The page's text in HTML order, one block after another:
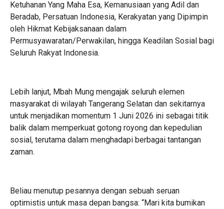
Ketuhanan Yang Maha Esa, Kemanusiaan yang Adil dan
Beradab, Persatuan Indonesia, Kerakyatan yang Dipimpin
oleh Hikmat Kebijaksanaan dalam
Permusyawaratan/Perwakilan, hingga Keadilan Sosial bagi
Seluruh Rakyat Indonesia.
Lebih lanjut, Mbah Mung mengajak seluruh elemen
masyarakat di wilayah Tangerang Selatan dan sekitarnya
untuk menjadikan momentum 1 Juni 2026 ini sebagai titik
balik dalam memperkuat gotong royong dan kepedulian
sosial, terutama dalam menghadapi berbagai tantangan
zaman.
Beliau menutup pesannya dengan sebuah seruan
optimistis untuk masa depan bangsa: “Mari kita bumikan